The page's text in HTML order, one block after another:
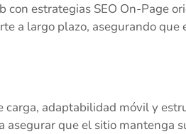
con estrategias SEO On-Page
a largo plazo, asegurando
adaptabilidad móvil y
que el sitio mantenga